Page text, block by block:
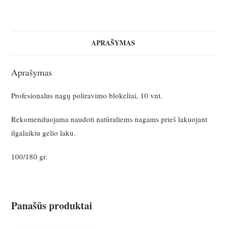
APRAŠYMAS
Aprašymas
Profesionalus nagų poliravimo blokeliai, 10 vnt.
Rekomenduojama naudoti natūraliems nagams prieš lakuojant
ilgalaikiu gelio laku.
100/180 gr.
Panašūs produktai